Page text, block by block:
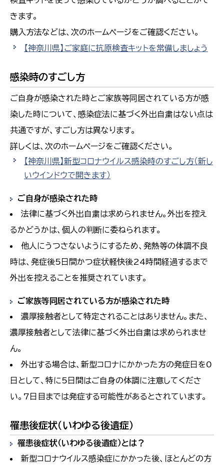
きます。
購入方法などは、次のホームページをご確認ください。
【神奈川県】ご家庭に抗原検査キットを常備しましょう
感染時のすごし方
ご自身が感染された時とご家族等同居されている方が感
染した時について、感染症法に基づく外出自粛はない点は
共通ですが、すごし方は異なります。
詳しくは、次のホームページをご確認ください。
【神奈川県】新型コロナウイルス感染時のすごし方（新し
いウインドウで開きます）
ご自身が感染された時
法律に基づく外出自粛は求められません。外出を控え
るかどうかは、個人の判断に委ねられます。
他人にうつさないようにするため、発熱等の体調不良
時は、発症後5日間かつ症状軽快後24時間経過するまで
外出を控えることを推奨されています。
ご家族等同居されている方が感染された時
濃厚接触者として特定されることはありません。また、
濃厚接触者として法律に基づく外出自粛は求められませ
ん。
外出する場合は、新型コロナにかかった方の発症日を0
日として、特に5日間はご自身の体調に注意してくださ
い。7日目までは発症する可能性があるとされています。
罹患後症状（いわゆる後遺症）
罹患後症状（いわゆる後遺症）とは？
新型コロナウイルス感染症にかかった後、ほとんどの方